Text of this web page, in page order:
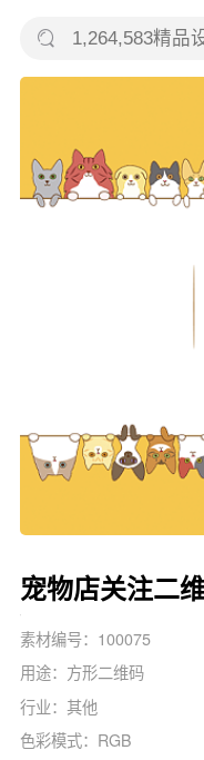
宠物店关注二
素材编号：100075
用途：方形二维码
行业：其他
色彩模式：RGB